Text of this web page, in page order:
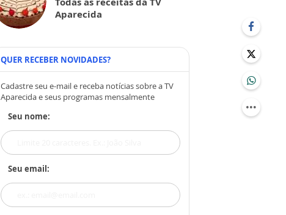
Aparecida
QUER RECEBER NOVIDADES?
Cadastre seu e-mail e receba notícias sobre a TV
Aparecida e seus programas mensalmente
Seu nome:
Seu email: